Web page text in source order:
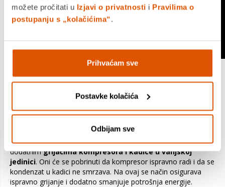
možete pročitati u Izjavi o privatnosti i Pravilima o
postupanju s „kolačićima“.
Prihvaćam sve
Postavke kolačića
Odbijam sve
Ukoliko tražite uređaj koji će pouzdano i efikasno rashladiti
željeni prostor te u isto vrijeme unijeti dašak svježine
modernog dizajna koji krade pogled, tada je AUX Q-Premium
pravi izbor za vas. S odličnom energetskom učinkovitošću i
snage i uštede energije. Na pouzdan rad računajte i tokom
cijele zime i najhladnijih dana, jer AUX Q-Premium dolazi s
dodatnimgrijačima kompresora i kadice u vanjskoj
jedinici. Oni će se pobrinuti da kompresor ispravno radi i da se
kondenzat u kadici ne smrzava. Na ovaj se način osigurava
ispravno grijanje i dodatno smanjuje potrošnja energije.